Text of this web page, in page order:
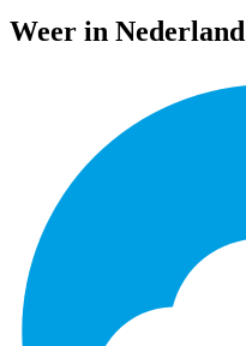
Weer in Nederland